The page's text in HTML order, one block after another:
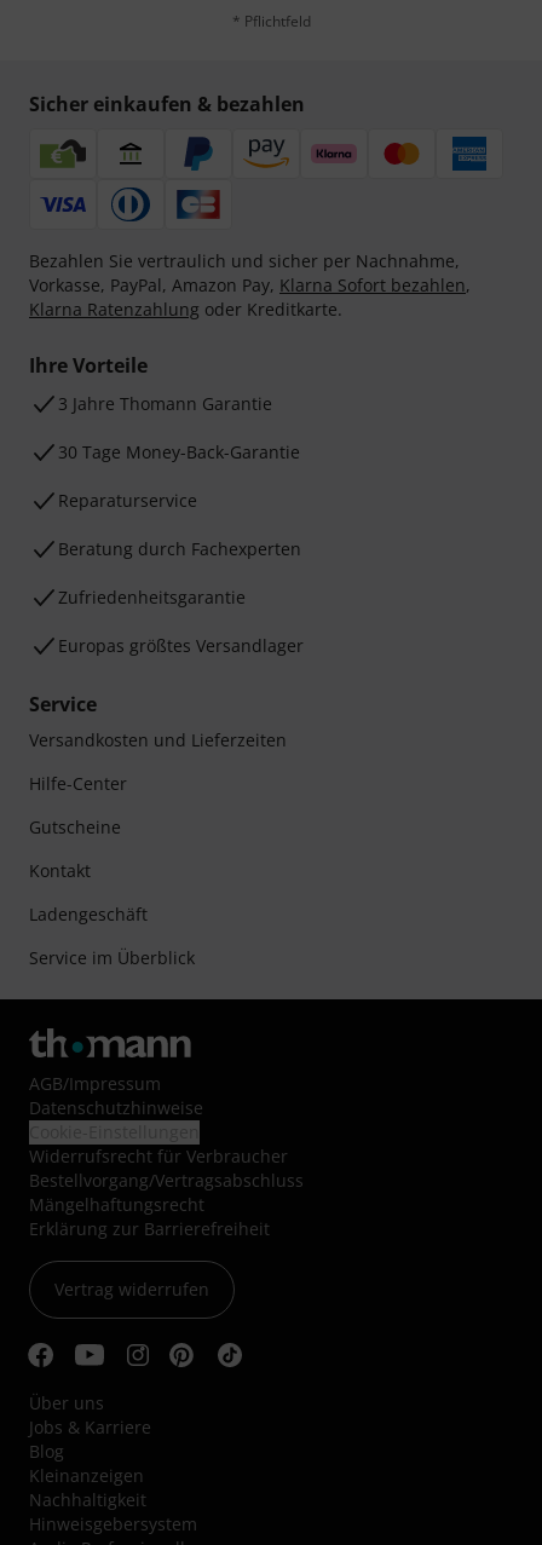
* Pflichtfeld
Sicher einkaufen & bezahlen
Bezahlen Sie vertraulich und sicher per Nachnahme,
Vorkasse, PayPal, Amazon Pay, Klarna Sofort bezahlen,
Klarna Ratenzahlung oder Kreditkarte.
Ihre Vorteile
3 Jahre Thomann Garantie
30 Tage Money-Back-Garantie
Reparaturservice
Beratung durch Fachexperten
Zufriedenheitsgarantie
Europas größtes Versandlager
Service
Versandkosten und Lieferzeiten
Hilfe-Center
Gutscheine
Kontakt
Ladengeschäft
Service im Überblick
AGB/Impressum
Datenschutzhinweise
Widerrufsrecht für Verbraucher
Bestellvorgang/Vertragsabschluss
Mängelhaftungsrecht
Erklärung zur Barrierefreiheit
Vertrag widerrufen
Über uns
Jobs & Karriere
Blog
Kleinanzeigen
Nachhaltigkeit
Hinweisgebersystem